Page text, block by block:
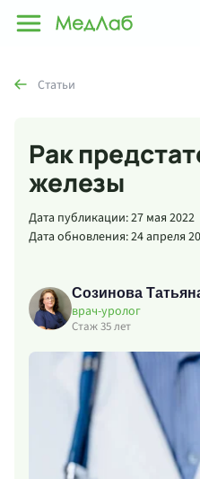
Статьи
Рак
железы
Дата публикации: 27 мая 2022
Дата обновления: 24 апреля
Созинова
врач-уролог
Стаж 35 лет